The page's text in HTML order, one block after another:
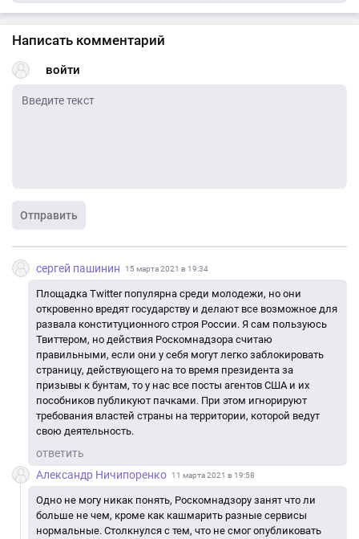
Написать комментарий
войти
Отправить
сергей пашинин 15 марта 2021 в 19:34
Площадка Twitter популярна среди молодежи, но они
откровенно вредят государству и делают все возможное для
развала конституционного строя России. Я сам пользуюсь
Твиттером, но действия Роскомнадзора считаю
правильными, если они у себя могут легко заблокировать
страницу, действующего на то время президента за
призывы к бунтам, то у нас все посты агентов США и их
пособников публикуют пачками. При этом игнорируют
требования властей страны на территории, которой ведут
свою деятельность.
ответить
Александр Ничипоренко
11 марта 2021 в 19:58
Одно не могу никак понять, Роскомнадзору занят что ли
больше не чем, кроме как кашмарить разные сервисы
нормальные. Столкнулся с тем, что не смог опубликовать